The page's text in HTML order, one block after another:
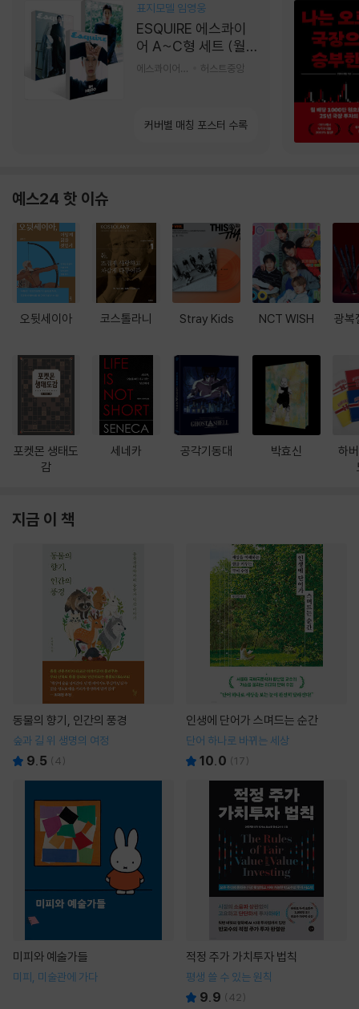
표지모델 임영웅
ESQUIRE 에스콰이
어 A~C형 세트 (월
간) : 9월 [2026]
허스트중앙
커버별 매칭 포스터 수록
예스24 핫 이슈
오뒷세이아
포켓몬 생태도
감
코스톨라니
세네카
Stray Kids
공각기동대
NCT WISH
박효신
광복
하
지금 이 책
동물의 향기, 인간의 풍경
숲과 길 위 생명의 여정
9.5 (4)
인생에 단어가 스며드는 순간
단어 하나로 바뀌는 세상
10.0 (17)
미피와 예술가들
미피, 미술관에 가다
적정 주가 가치투자 법칙
평생 쓸 수 있는 원칙
9.9 (42)